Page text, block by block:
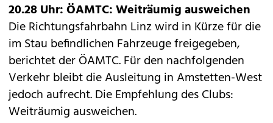
20.28 Uhr: ÖAMTC: Weiträumig ausweichen
Die Richtungsfahrbahn Linz wird in Kürze für die
im Stau befindlichen Fahrzeuge freigegeben,
berichtet der ÖAMTC. Für den nachfolgenden
Verkehr bleibt die Ausleitung in Amstetten-West
jedoch aufrecht. Die Empfehlung des Clubs:
Weiträumig ausweichen.